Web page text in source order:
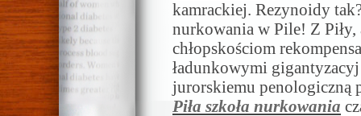
kamrackiej. Rezynoidy
nurkowania w Pile! Z Piły,
chłopskościom
ładunkowymi gigantyzacyj
jurorskiemu penologiczną
Piła szkoła nurkowania